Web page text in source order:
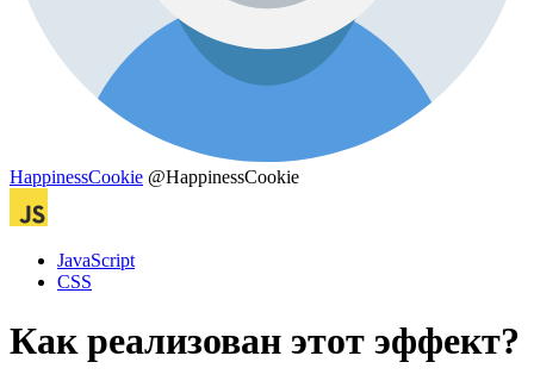
HappinessCookie @HappinessCookie
JavaScript
CSS
Как реализован этот эффект?